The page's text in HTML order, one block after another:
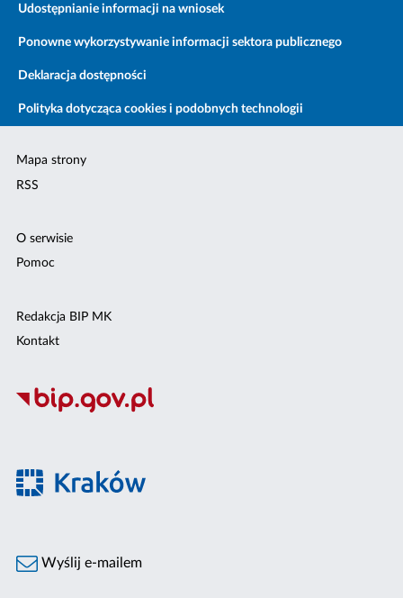
Udostępnianie informacji na wniosek
Ponowne wykorzystywanie informacji sektora publicznego
Deklaracja dostępności
Polityka dotycząca cookies i podobnych technologii
Mapa strony
RSS
O serwisie
Pomoc
Redakcja BIP MK
Kontakt
Wyślij e-mailem